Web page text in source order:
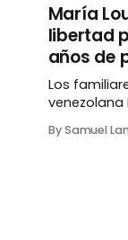
María
libertad
años de
Los
venezolana
agosto, que
By Samuel